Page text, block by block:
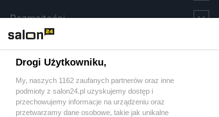
Rozmaitości
Sport
Społeczeństwo
Drogi Użytkowniku,
My, naszych 1162 zaufanych partnerów oraz inne
podmioty z salon24.pl uzyskujemy dostęp i
przechowujemy informacje na urządzeniu oraz
przetwarzamy dane osobowe, takie jak unikalne